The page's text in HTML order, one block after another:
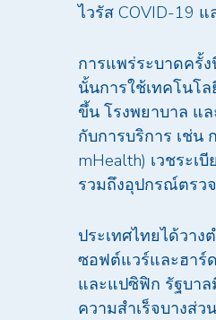
ไวรัส COVID-19
การแพร่ระบาดครั้
นั้นการใช้เทคโนโ
ขึ้น โรงพยาบาล แ
กับการบริการ เช่น
mHealth) เวชระเ
รวมถึงอุปกรณ์ตรว
ประเทศไทยได้วา
ซอฟต์แวร์และฮาร์
และแปซิฟิก รัฐบา
ความสำเร็จบางส่